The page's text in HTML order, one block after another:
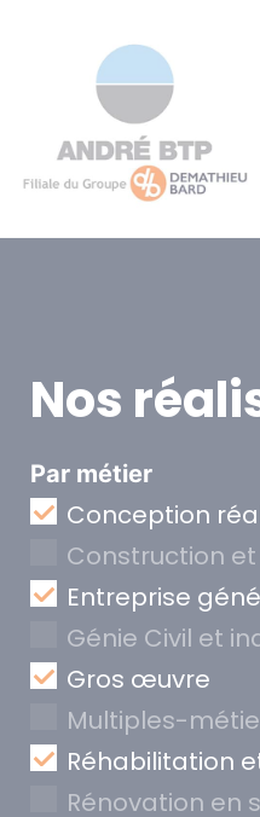
Nos
Par métier
Conception
Construction
Entreprise
Génie Civil et
Gros œuvre
Multiples-
Réhabilitation
Rénovation en